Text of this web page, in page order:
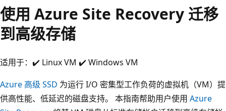
使用 Azure Site Recovery 迁移
到高级存储
适用于：✔️ Linux VM ✔️ Windows VM
Azure 高级 SSD 为运行 I/O 密集型工作负荷的虚拟机（VM）提
供高性能、低延迟的磁盘支持。 本指南帮助用户使用 Azure